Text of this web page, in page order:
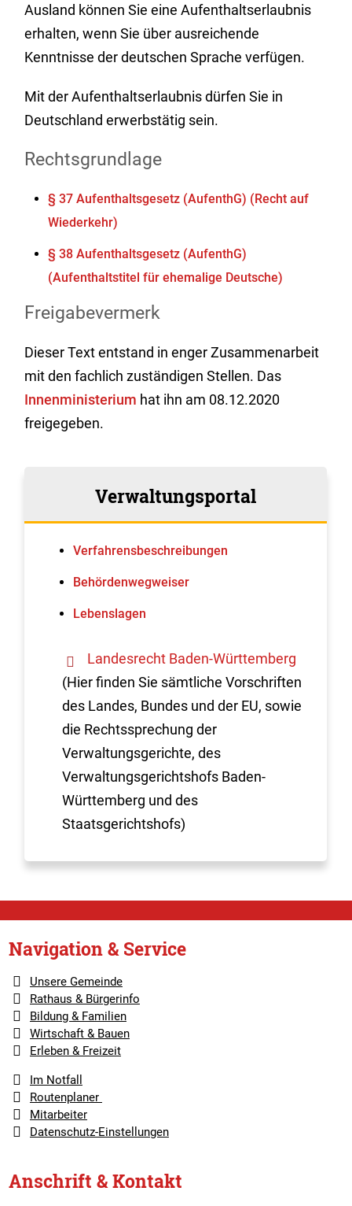
Ausland können Sie eine Aufenthaltserlaubnis
erhalten, wenn Sie über ausreichende
Kenntnisse der deutschen Sprache verfügen.
Mit der Aufenthaltserlaubnis dürfen Sie in
Deutschland erwerbstätig sein.
Rechtsgrundlage
§ 37 Aufenthaltsgesetz (AufenthG) (Recht auf
Wiederkehr)
§ 38 Aufenthaltsgesetz (AufenthG)
(Aufenthaltstitel für ehemalige Deutsche)
Freigabevermerk
Dieser Text entstand in enger Zusammenarbeit
mit den fachlich zuständigen Stellen. Das
Innenministerium hat ihn am 08.12.2020
freigegeben.
Verwaltungsportal
Verfahrens­beschreibungen
Behördenwegweiser
Lebenslagen
Landesrecht Baden-Württemberg
(Hier finden Sie sämtliche Vorschriften
des Landes, Bundes und der EU, sowie
die Rechtssprechung der
Verwaltungsgerichte, des
Verwaltungsgerichtshofs Baden-
Württemberg und des
Staatsgerichtshofs)
Navigation & Service
Unsere Gemeinde
Rathaus & Bürgerinfo
Bildung & Familien
Wirtschaft & Bauen
Erleben & Freizeit
Im Notfall
Routenplaner
Mitarbeiter
Datenschutz-Einstellungen
Anschrift & Kontakt